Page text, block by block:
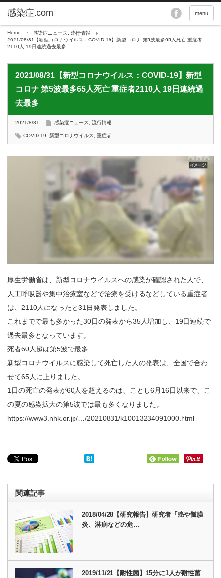
menu
Home 感染症ニュース
流行情報
2021/08/31【新型コロナウイルス：COVID-19】新型コロナ 第5波最多65人死亡 重症者
2110人 19日連続過去最多
2021/08/31【新型コロナウイルス：COVID-19】新型
コロナ 第5波最多65人死亡 重症者2110人 19日連続過
去最多
2021/8/31 感染症ニュース 流行情報
COVID-19 新型コロナウイルス 重症者
厚生労働省は、新型コロナウイルスへの感染が確認された人で、
人工呼吸器や集中治療室などで治療を受けるなどしている重症者
は、2110人になったと31日発表しました。
これまでで最も多かった30日の発表から35人増加し、19日連続で
過去最多となっています。
死者60人超は第5波で最多
新型コロナウイルスに感染して死亡した人の発表は、全国で合わ
せて65人に上りました。
1日の死亡の発表が60人を超えるのは、ことし6月16日以来で、こ
の夏の感染拡大の第5波では最も多くなりました。
https://www3.nhk.or.jp/…/20210831/k10013234091000.html
関連記事
2018/04/28【研究報告】研究者「癌や髄膜
炎、淋病などの危…
2019/11/21【耐性菌】15分に1人が耐性菌